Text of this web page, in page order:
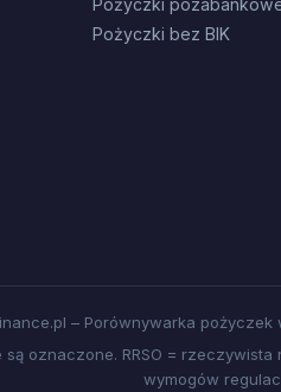
Pożyczki
Pożyczki bez BIK
– Porównywarka
oznaczone. RRSO =
wymogów